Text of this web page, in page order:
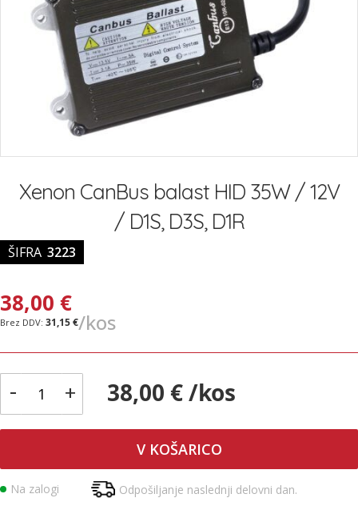
začetekXenon CanBus balast HID 35W / 12V
/ D1S, D3S, D1R
ŠIFRA 3223
38,00 €
31,15 €/kos
- + 38,00 € /kos
V KOŠARICO
Na zalogi Odpošiljanje naslednji delovni dan.